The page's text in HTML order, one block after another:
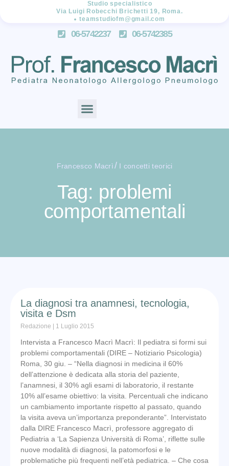
Studio specialistico
Via Luigi Robecchi Brichetti 19, Roma.
teamstudiofm@gmail.com
06-5742237 06-5742385
Francesco Macrì/ I concetti teorici
Tag: problemi
comportamentali
La diagnosi tra anamnesi, tecnologia,
visita e Dsm
Redazione 1 Luglio 2015
Intervista a Francesco Macrì Macrì: Il pediatra si formi sui
problemi comportamentali (DIRE – Notiziario Psicologia)
Roma, 30 giu. – “Nella diagnosi in medicina il 60%
dell’attenzione è dedicata alla storia del paziente,
l’anamnesi, il 30% agli esami di laboratorio, il restante
10% all’esame obiettivo: la visita. Percentuali che indicano
un cambiamento importante rispetto al passato, quando
la visita aveva un’importanza preponderante”. Intervistato
dalla DIRE Francesco Macrì, professore aggregato di
Pediatria a ‘La Sapienza Università di Roma’, riflette sulle
nuove modalità di diagnosi, la patomorfosi e le
problematiche più frequenti nell’età pediatrica. – Che cosa